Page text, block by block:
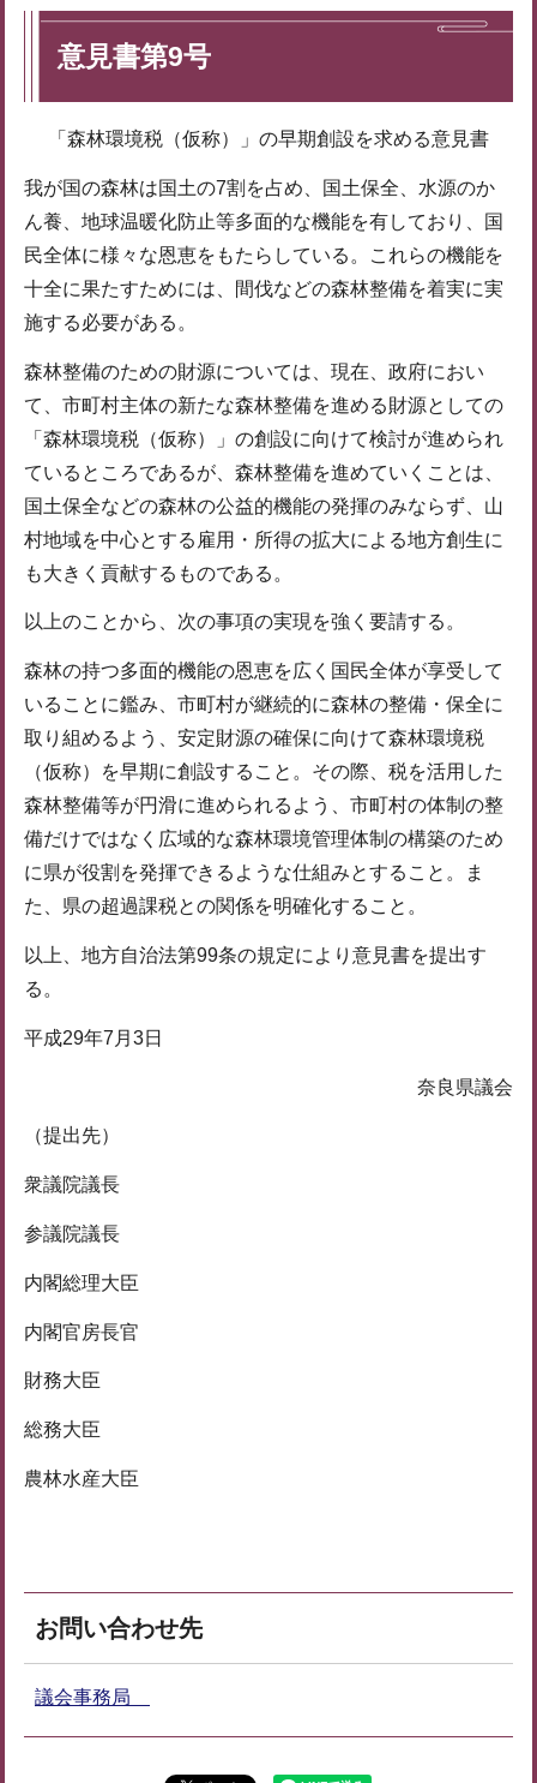
意見書第9号
「森林環境税（仮称）」の早期創設を求める意見書
我が国の森林は国土の7割を占め、国土保全、水源のか
ん養、地球温暖化防止等多面的な機能を有しており、国
民全体に様々な恩恵をもたらしている。これらの機能を
十全に果たすためには、間伐などの森林整備を着実に実
施する必要がある。
森林整備のための財源については、現在、政府におい
て、市町村主体の新たな森林整備を進める財源としての
「森林環境税（仮称）」の創設に向けて検討が進められ
ているところであるが、森林整備を進めていくことは、
国土保全などの森林の公益的機能の発揮のみならず、山
村地域を中心とする雇用・所得の拡大による地方創生に
も大きく貢献するものである。
以上のことから、次の事項の実現を強く要請する。
森林の持つ多面的機能の恩恵を広く国民全体が享受して
いることに鑑み、市町村が継続的に森林の整備・保全に
取り組めるよう、安定財源の確保に向けて森林環境税
（仮称）を早期に創設すること。その際、税を活用した
森林整備等が円滑に進められるよう、市町村の体制の整
備だけではなく広域的な森林環境管理体制の構築のため
に県が役割を発揮できるような仕組みとすること。ま
た、県の超過課税との関係を明確化すること。
以上、地方自治法第99条の規定により意見書を提出す
る。
平成29年7月3日
奈良県議会
（提出先）
衆議院議長
参議院議長
内閣総理大臣
内閣官房長官
財務大臣
総務大臣
農林水産大臣
お問い合わせ先
議会事務局